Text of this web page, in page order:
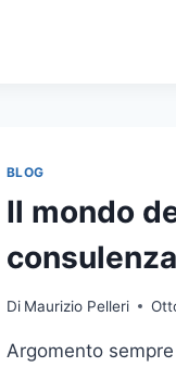
BLOG
Il mondo
Di Maurizio Pelleri
Argomento